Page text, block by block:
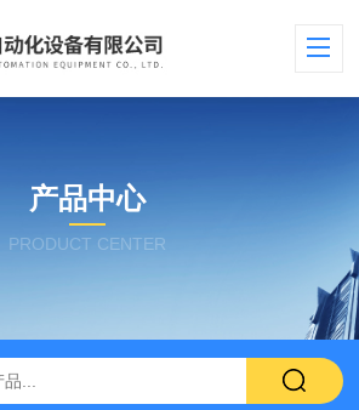
产品中心
PRODUCT CENTER